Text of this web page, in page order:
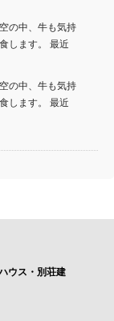
の中、牛も気持
します。 最近
の中、牛も気持
します。 最近
ウス・別荘建